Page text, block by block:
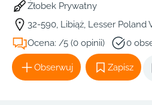
Żłobek Prywatny
32-590, Libiąż, Lesser Poland
Ocena: /5 (0 opinii)
0
Obserwuj Zapisz